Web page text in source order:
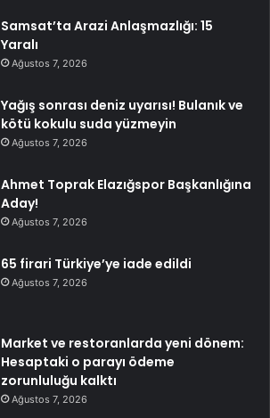
Samsat’ta Arazi Anlaşmazlığı: 15
Yaralı
Ağustos 7, 2026
Yağış sonrası deniz uyarısı! Bulanık ve
kötü kokulu suda yüzmeyin
Ağustos 7, 2026
Ahmet Toprak Elazığspor Başkanlığına
Aday!
Ağustos 7, 2026
65 firari Türkiye’ye iade edildi
Ağustos 7, 2026
Market ve restoranlarda yeni dönem:
Hesaptaki o parayı ödeme
zorunluluğu kalktı
Ağustos 7, 2026